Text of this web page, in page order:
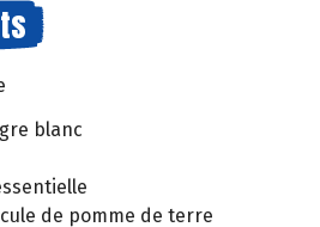
blanc
de pomme de terre